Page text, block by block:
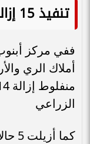
تنفيذ 15 إزالة لتعديات على أملاك الري
أملاك الري
الزراعي